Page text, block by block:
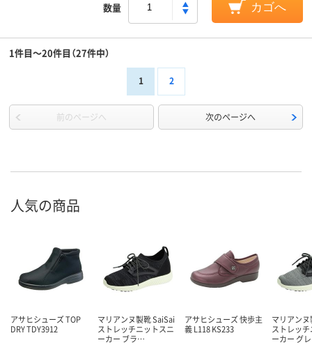
数量 カゴへ
1件目～20件目（27件中）
1 2
前のページへ 次のページへ
人気の商品
アサヒシューズ TOP
DRY TDY3912
マリアンヌ製靴 SaiSai
ストレッチニットスニ
ーカー ブラ…
アサヒシューズ 快歩主
義 L118 KS233
マリアン
ストレッ
ーカー グ